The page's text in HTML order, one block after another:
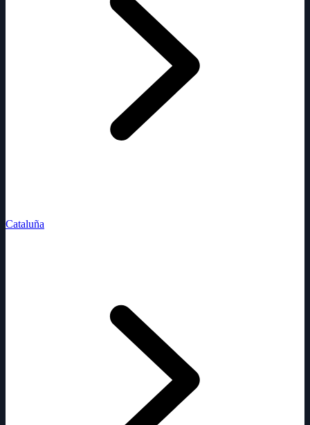
Cataluña